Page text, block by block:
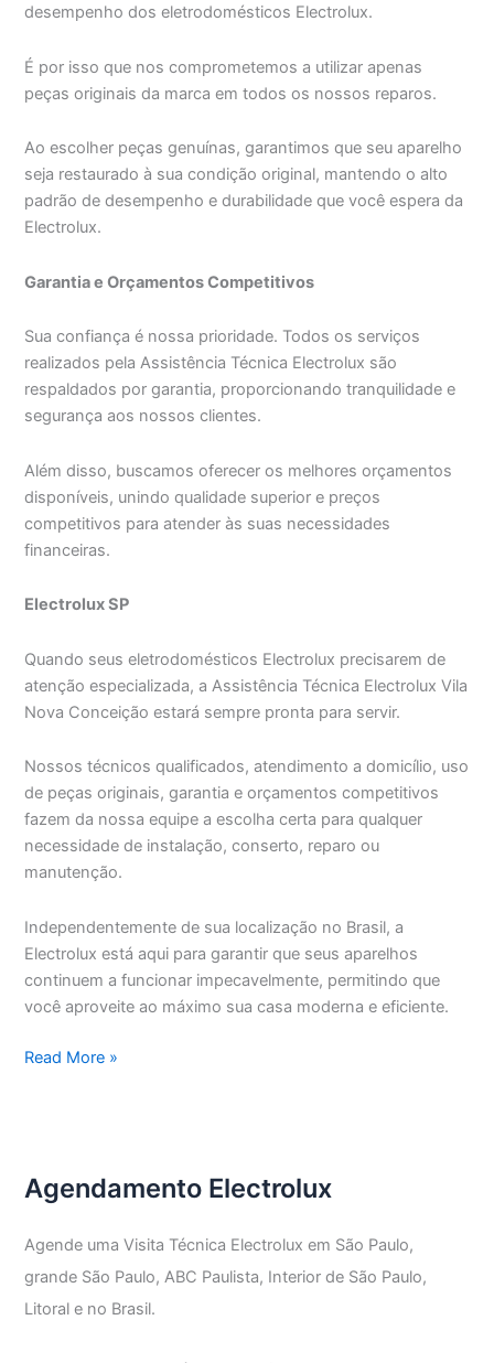
desempenho dos eletrodomésticos Electrolux.
É por isso que nos comprometemos a utilizar apenas
peças originais da marca em todos os nossos reparos.
Ao escolher peças genuínas, garantimos que seu aparelho
seja restaurado à sua condição original, mantendo o alto
padrão de desempenho e durabilidade que você espera da
Electrolux.
Garantia e Orçamentos Competitivos
Sua confiança é nossa prioridade. Todos os serviços
realizados pela Assistência Técnica Electrolux são
respaldados por garantia, proporcionando tranquilidade e
segurança aos nossos clientes.
Além disso, buscamos oferecer os melhores orçamentos
disponíveis, unindo qualidade superior e preços
competitivos para atender às suas necessidades
financeiras.
Electrolux SP
Quando seus eletrodomésticos Electrolux precisarem de
atenção especializada, a Assistência Técnica Electrolux Vila
Nova Conceição estará sempre pronta para servir.
Nossos técnicos qualificados, atendimento a domicílio, uso
de peças originais, garantia e orçamentos competitivos
fazem da nossa equipe a escolha certa para qualquer
necessidade de instalação, conserto, reparo ou
manutenção.
Independentemente de sua localização no Brasil, a
Electrolux está aqui para garantir que seus aparelhos
continuem a funcionar impecavelmente, permitindo que
você aproveite ao máximo sua casa moderna e eficiente.
Assistência
Conceição
Read More »
Agendamento Electrolux
Agende uma Visita Técnica Electrolux em São Paulo,
grande São Paulo, ABC Paulista, Interior de São Paulo,
Litoral e no Brasil.